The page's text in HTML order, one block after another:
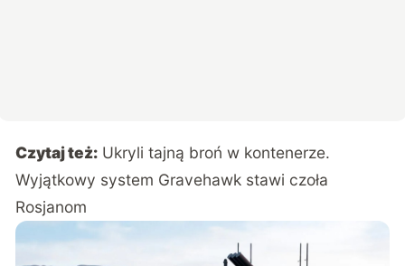
Czytaj też: Ukryli tajną broń w kontenerze.
Wyjątkowy system Gravehawk stawi czoła
Rosjanom